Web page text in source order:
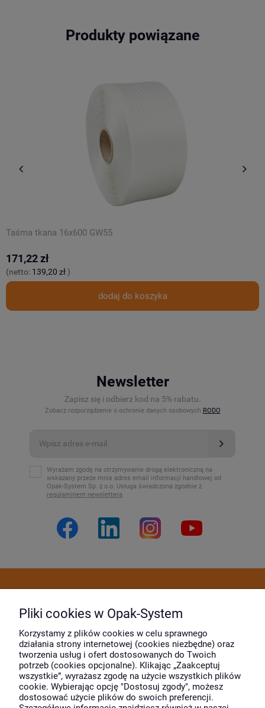
Produkty powiązane
Taśma tkana 16x600 GW55
171,22 zł
(netto: 139,20 zł)
dodaj do koszyka
Newsletter
Zapisz się i odbierz kod na 5% rabatu.
Zobacz rozporządzenie o ochronie danych osobowych RODO
Wyrażam zgodę na otrzymywanie drogą elektroniczną na
wskazany przeze mnie adres email informacji handlowej od
Opak-System Sp. z o.o. Usługa świadczona zgodnie z
regulaminem newslettera
Moje konto
O firmie
Pliki cookies w Opak-System
Korzystamy z plików cookies w celu sprawnego
działania strony internetowej (cookies niezbędne) oraz
tworzenia usług i ofert dostosowanych do Twoich
potrzeb (cookies opcjonalne). Klikając „Zaakceptuj
wszystkie”, wyrażasz zgodę na użycie wszystkich plików
cookie. Wybierając opcję "Dostosuj zgody", możesz
dostosować użycie plików do swoich preferencji.